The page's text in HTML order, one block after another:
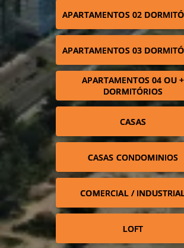
APARTAMENTOS 02
APARTAMENTOS 03
APARTAMENTOS 04 OU +
DORMITÓRIOS
CASAS
CASAS CONDOMINIOS
COMERCIAL /
LOFT